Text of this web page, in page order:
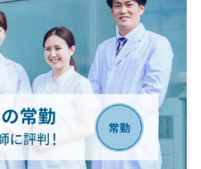
of
Main
Build